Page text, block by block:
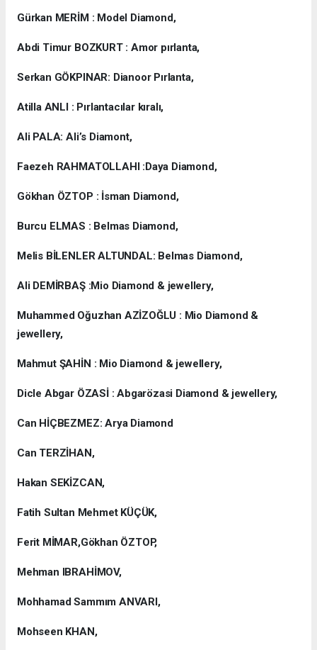
Gürkan MERİM : Model Diamond,
Abdi Timur BOZKURT : Amor pırlanta,
Serkan GÖKPINAR: Dianoor Pırlanta,
Atilla ANLI : Pırlantacılar kıralı,
Ali PALA: Ali’s Diamont,
Faezeh RAHMATOLLAHI :Daya Diamond,
Gökhan ÖZTOP : İsman Diamond,
Burcu ELMAS : Belmas Diamond,
Melis BİLENLER ALTUNDAL: Belmas Diamond,
Ali DEMİRBAŞ :Mio Diamond & jewellery,
Muhammed Oğuzhan AZİZOĞLU : Mio Diamond &
jewellery,
Mahmut ŞAHİN : Mio Diamond & jewellery,
Dicle Abgar ÖZASİ : Abgarözasi Diamond & jewellery,
Can HİÇBEZMEZ: Arya Diamond
Can TERZİHAN,
Hakan SEKİZCAN,
Fatih Sultan Mehmet KÜÇÜK,
Ferit MİMAR,Gökhan ÖZTOP,
Mehman IBRAHİMOV,
Mohhamad Sammım ANVARI,
Mohseen KHAN,